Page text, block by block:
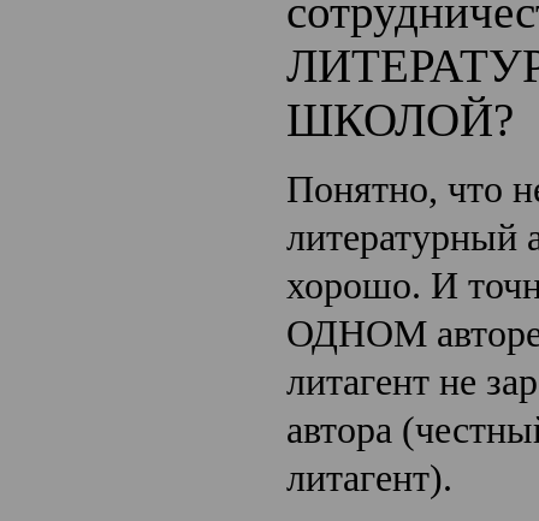
ШКОЛОЙ?
Понятно, что
литературный
хорошо. И
ОДНОМ авторе
литагент не
автора
литагент).